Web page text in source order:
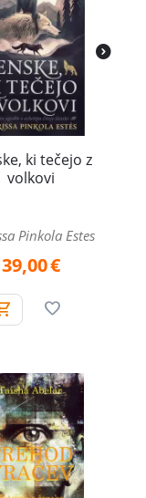
ki tečejo z
volkovi
Pinkola Estes
39,00€